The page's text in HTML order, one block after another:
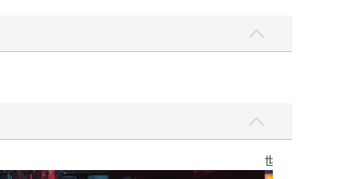
能相信什麼？但人的記憶就是這麼一回事，我
樣，即使我們都生活在同一個時空裡。某些
近兩年前閱讀第一篇初稿的當下，我還沒有想
稿件有一段時間是同時存在我電腦的「處理
段，我們和宥勳去了一趟鹿窟，拍一支介紹新世界上最透明